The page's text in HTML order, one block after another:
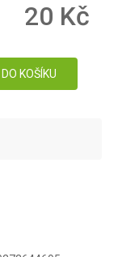
20 Kč
DO KOŠÍKU